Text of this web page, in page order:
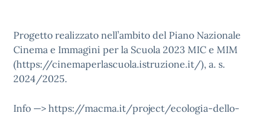
Progetto realizzato nell’ambito del Piano Nazionale
Cinema e Immagini per la Scuola 2023 MIC e MIM
(https://cinemaperlascuola.istruzione.it/), a. s.
2024/2025.
Info —> https://macma.it/project/ecologia-dello-